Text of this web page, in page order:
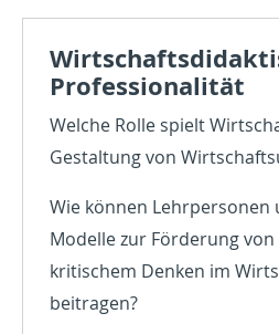
Professionalität
Welche Rolle spielt
Gestaltung von
Wie können Lehrpersonen
Modelle zur Förderung
kritischem Denken im
beitragen?